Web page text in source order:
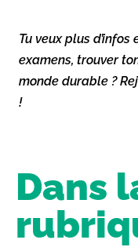
Tu veux plus
examens, trouver
monde durable ?
!
Dans